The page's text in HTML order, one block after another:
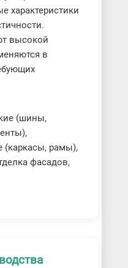
характеристики
высокой
в
(шины,
(каркасы, рамы),
фасадов,